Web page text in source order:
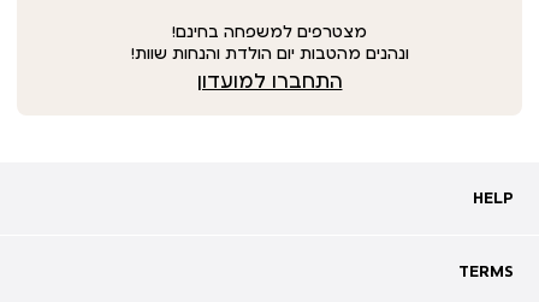
מצטרפים למשפחה בחינם!
ונהנים מהטבות יום הולדת והנחות שוות!
התחברו למועדון
HELP
HELP
שאלות ותשובות
TERMS
TERMS